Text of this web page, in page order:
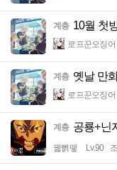
계층 10월 첫
로프꾼오징어
계층 옛날 만
로프꾼오징어
계층 공룡+닌
꿻뻵뗗 Lv.90